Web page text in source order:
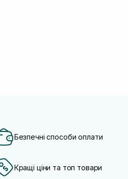
Безпечні способи оплати
Кращі ціни та топ товари